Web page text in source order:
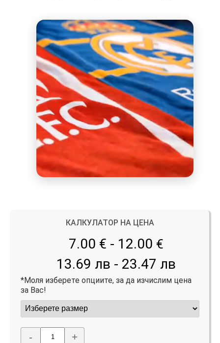
КАЛКУЛАТОР НА ЦЕНА
7.00 € - 12.00 €
13.69 лв - 23.47 лв
*Моля изберете опциите, за да изчислим цена
за Вас!
- +